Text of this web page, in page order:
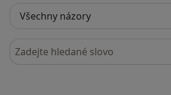
Hledejte v názorech